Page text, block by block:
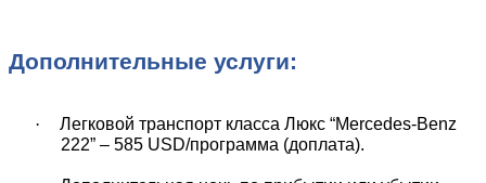
Дополнительные услуги:
·
Легковой транспорт класса Люкс “Mercedes-Benz
222” – 585 USD/программа (доплата).